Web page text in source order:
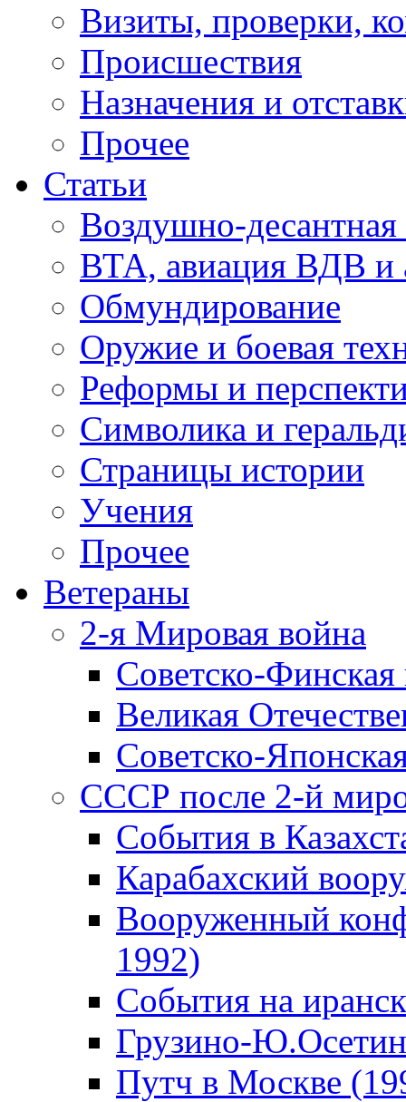
Визиты, проверки,
Происшествия
Назначения и
Прочее
Статьи
Воздушно-десантная
ВТА, авиация ВДВ и
Обмундирование
Оружие и боевая
Реформы и
Символика и
Страницы истории
Учения
Прочее
Ветераны
2-я Мировая война
Советско-
Великая
Советско-
СССР после 2-й
События в
Карабахский
Вооруженный
1992)
События на
Грузино-
Путч в Москве